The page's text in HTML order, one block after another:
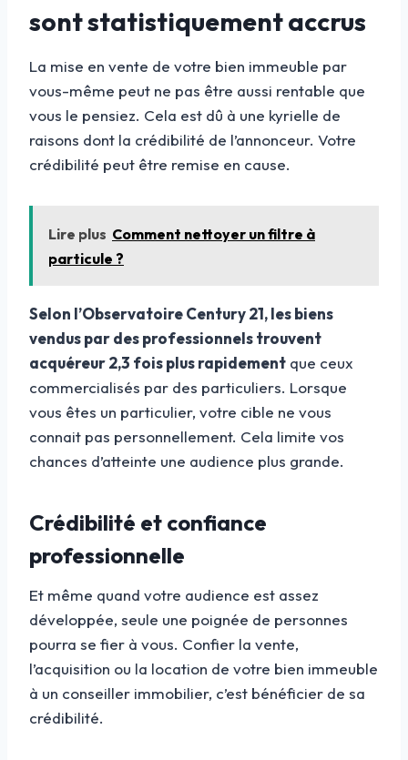
sont statistiquement accrus
La mise en vente de votre bien immeuble par
vous-même peut ne pas être aussi rentable que
vous le pensiez. Cela est dû à une kyrielle de
raisons dont la crédibilité de l’annonceur. Votre
crédibilité peut être remise en cause.
Lire plus Comment nettoyer un filtre à
particule ?
Selon l’Observatoire Century 21, les biens
vendus par des professionnels trouvent
acquéreur 2,3 fois plus rapidement que ceux
commercialisés par des particuliers. Lorsque
vous êtes un particulier, votre cible ne vous
connait pas personnellement. Cela limite vos
chances d’atteinte une audience plus grande.
Crédibilité et confiance
professionnelle
Et même quand votre audience est assez
développée, seule une poignée de personnes
pourra se fier à vous. Confier la vente,
l’acquisition ou la location de votre bien immeuble
à un conseiller immobilier, c’est bénéficier de sa
crédibilité.